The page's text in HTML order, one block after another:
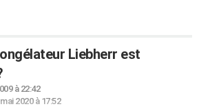
Liebherr est
à 22:42
2020 à 17:52